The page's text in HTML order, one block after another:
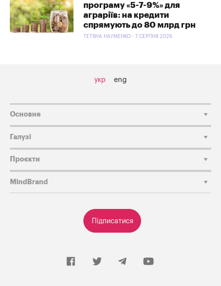
програму «5-7-9%» для
аграріїв: на кредити
спрямують до 80 млрд грн
ТЕТЯНА НАУМЕНКО - 7 СЕРПНЯ 2026
укр eng
Підписатися
Основне
Галузі
Проєкти
MindBrand